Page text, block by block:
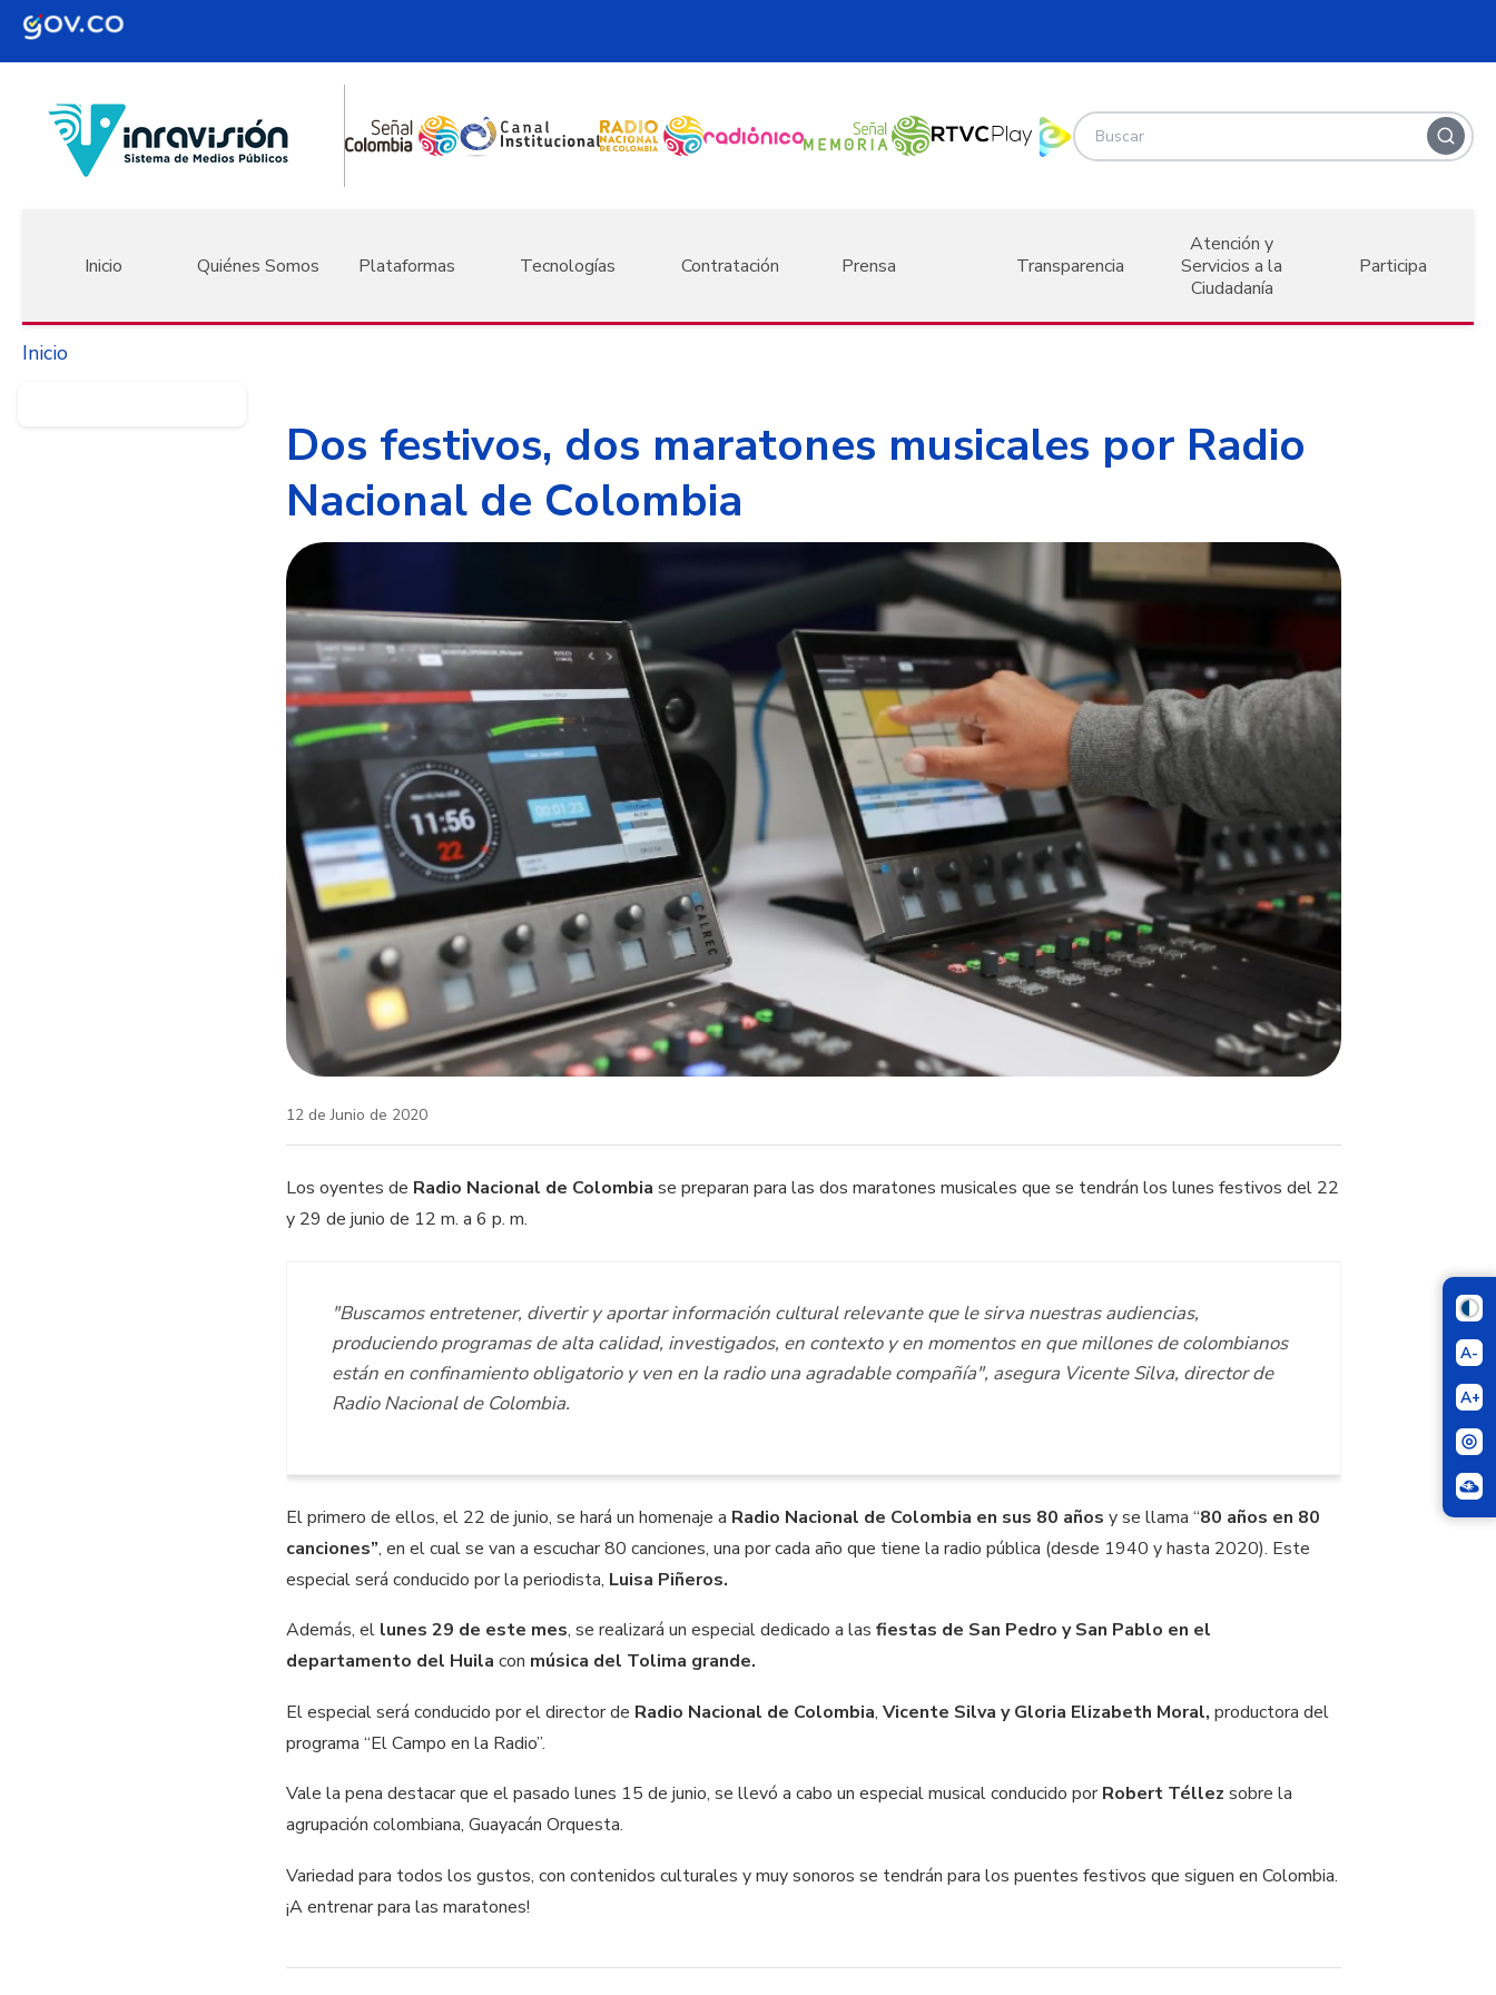
Pasar al contenido principal
Inicio Quiénes Somos Plataformas Tecnologías Contratación Prensa Transparencia
Atención y
Servicios a la
Ciudadanía
Participa
A-
A+
Inicio
Dos festivos, dos maratones musicales por Radio
Nacional de Colombia
12 de Junio de 2020
Los oyentes de Radio Nacional de Colombia se preparan para las dos maratones musicales que se tendrán los lunes festivos del 22
y 29 de junio de 12 m. a 6 p. m.
"Buscamos entretener, divertir y aportar información cultural relevante que le sirva nuestras audiencias,
produciendo programas de alta calidad, investigados, en contexto y en momentos en que millones de colombianos
están en confinamiento obligatorio y ven en la radio una agradable compañía", asegura Vicente Silva, director de
Radio Nacional de Colombia.
El primero de ellos, el 22 de junio, se hará un homenaje a Radio Nacional de Colombia en sus 80 años y se llama “80 años en 80
canciones”, en el cual se van a escuchar 80 canciones, una por cada año que tiene la radio pública (desde 1940 y hasta 2020). Este
especial será conducido por la periodista, Luisa Piñeros.
Además, el lunes 29 de este mes, se realizará un especial dedicado a lasfiestas de San Pedro y San Pablo en el
departamento del Huilacon música del Tolima grande.
El especial será conducido por el director de Radio Nacional de Colombia, Vicente Silva y Gloria Elizabeth Moral,productora del
programa “El Campo en la Radio”.
Vale la pena destacar que el pasado lunes 15 de junio, se llevó a cabo un especial musical conducido porRobert Téllez sobre la
agrupación colombiana, Guayacán Orquesta.
Variedad para todos los gustos, con contenidos culturales y muy sonoros se tendrán para los puentes festivos que siguen en Colombia.
¡A entrenar para las maratones!